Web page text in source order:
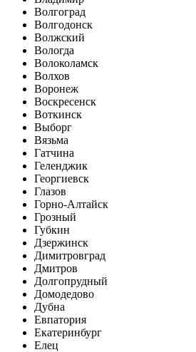
Волгоград
Волгодонск
Волжский
Вологда
Волоколамск
Волхов
Воронеж
Воскресенск
Воткинск
Выборг
Вязьма
Гатчина
Геленджик
Георгиевск
Глазов
Горно-Алтайск
Грозный
Губкин
Дзержинск
Димитровград
Дмитров
Долгопрудный
Домодедово
Дубна
Евпатория
Екатеринбург
Елец